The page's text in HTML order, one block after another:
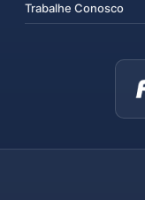
Trabalhe Conosco